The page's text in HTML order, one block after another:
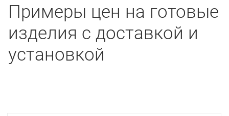
Примеры цен на готовые
изделия с доставкой и
установкой